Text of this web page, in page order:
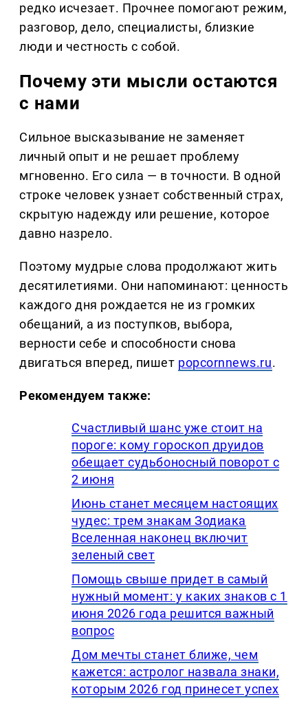
редко исчезает. Прочнее помогают режим,
разговор, дело, специалисты, близкие
люди и честность с собой.
Почему эти мысли остаются
с нами
Сильное высказывание не заменяет
личный опыт и не решает проблему
мгновенно. Его сила — в точности. В одной
строке человек узнает собственный страх,
скрытую надежду или решение, которое
давно назрело.
Поэтому мудрые слова продолжают жить
десятилетиями. Они напоминают: ценность
каждого дня рождается не из громких
обещаний, а из поступков, выбора,
верности себе и способности снова
двигаться вперед, пишет popcornnews.ru.
Рекомендуем также:
Счастливый шанс уже стоит на
пороге: кому гороскоп друидов
обещает судьбоносный поворот с
2 июня
Июнь станет месяцем настоящих
чудес: трем знакам Зодиака
Вселенная наконец включит
зеленый свет
Помощь свыше придет в самый
нужный момент: у каких знаков с 1
июня 2026 года решится важный
вопрос
Дом мечты станет ближе, чем
кажется: астролог назвала знаки,
которым 2026 год принесет успех